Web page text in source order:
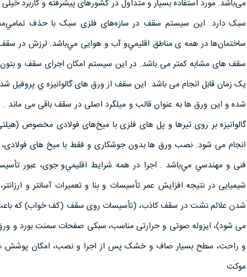
می‌باشد. مورد استفاده بسیار و متداول در کشورهای پیشرفته و کاربرد
سبک دارد. این سیستم سقف در سازه‌های فلزی سبک با حذف
ساختمان‌ها در همه ی مناطق اقلیمي‌و آب و هوایی مي‌باشد. لرزش در
سقف های مشابه کمتر می باشد. در این سیستم امکان اجرای سقف و بتون
یک زمان قابل انجام می باشد. این سقف از ورق های گالوانیزه ي پروفيل
شده و این ورق ها به عنوان قالب و میلگرد اصلی در سقف باقی می
گالوانیزه بر روی تیرها و پل های فلزی با میخ‌های فولادی مخصوص
انجام می شود. نصب ورق ها بدون جوشکاری و فقط با میخ های فولادی،
فنی و مهندسي مي‌باشد . اجرا در همه شرایط اقلیمي‌و جوی، عبور
شیمیایی در نتیجه افزایش عمر تأسیسات و بنا و تعمیرات آسانتر و
شدن علائم نشت در سقف کاذب، (تأسیسات روی سقف (کف خواب) که
می شود)، ایزوله صوتی و حرارتی مناسب، سبکی صفحات سمنت بورد و
و راحت، سطح بسیار صاف و خشک پس از اجرا و نصب، امکان پوشش
موکت